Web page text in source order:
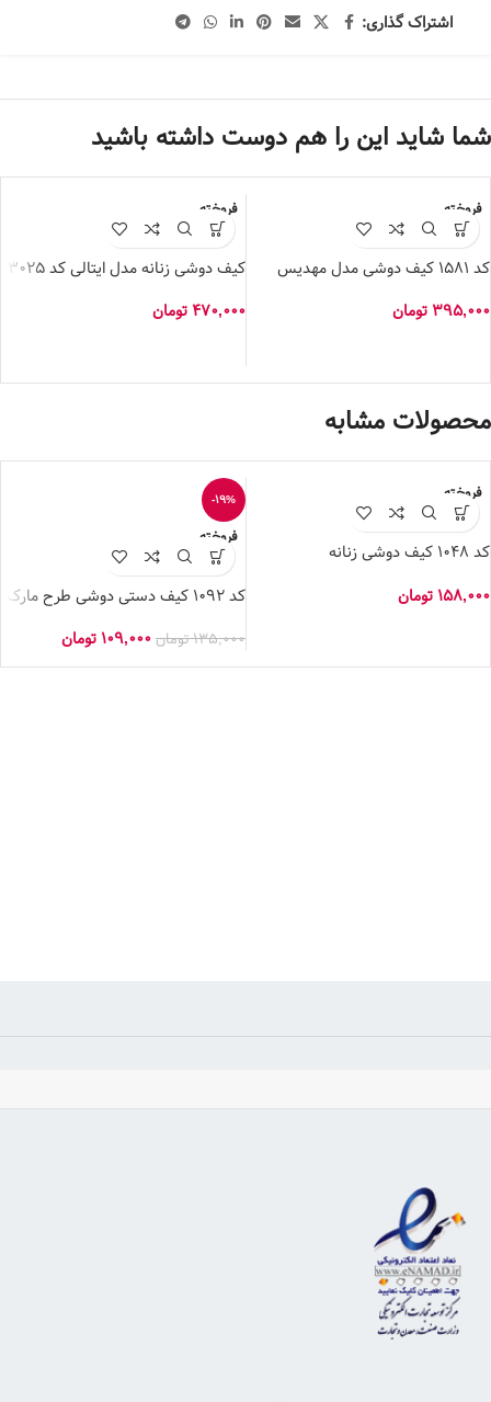
اشتراک گذاری:
شما شاید این را هم دوست داشته باشید
فروخته
شده
کد 1581 کیف دوشی مدل مهدیس
395,000 تومان
فروخته
شده
کیف دوشی زنانه مدل ایتالی کد 3025
470,000 تومان
محصولات مشابه
فروخته
شده
کد 1048 کیف دوشی زنانه
158,000 تومان
-19%
فروخته
شده
کد 1092 کیف دستی دوشی طرح مارک
135,000تومان109,000 تومان